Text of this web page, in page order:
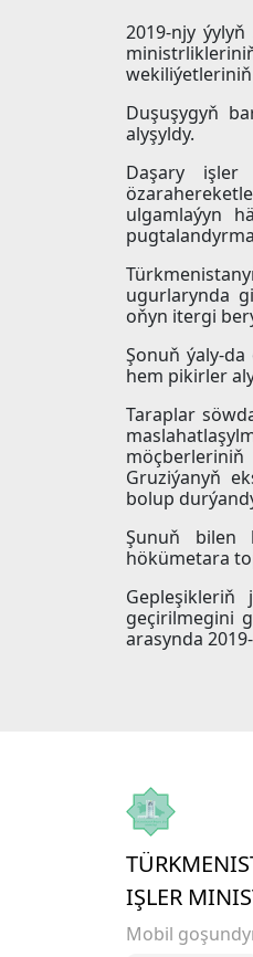
2019-njy
Duşuşygyň
alyşyldy.
Daşary işler
ulgamlaýyn
ugurlarynda
oňyn itergi
Şonuň ýaly-
hem pikirler
Taraplar
Gruziýanyň
bolup
Şunuň bilen
hökümetara
Gepleşikleriň
geçirilmegini
arasynda
IŞLER
Mobil